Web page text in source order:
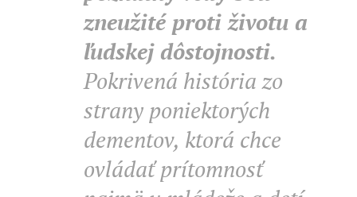
zneužité proti životu a
ľudskej dôstojnosti.
Pokrivená história zo
strany poniektorých
dementov, ktorá chce
ovládať prítomnosť